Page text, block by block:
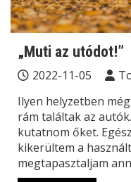
„Muti az utódot!”
2022-11-05
Ilyen helyzetben
rám találtak az
kutatnom őket.
kikerültem a
megtapasztaljam